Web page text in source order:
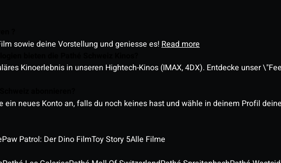
sowie deine Vorstellung und geniesse es! Read more
Kinoerlebnis in unseren Hightech-Kinos (IMAX, 4DX). Entdecke unser
ein neues Konto an, falls du noch keines hast und wähle in deinem Profil
Paw Patrol: Der Dino FilmToy Story 5Alle Filme